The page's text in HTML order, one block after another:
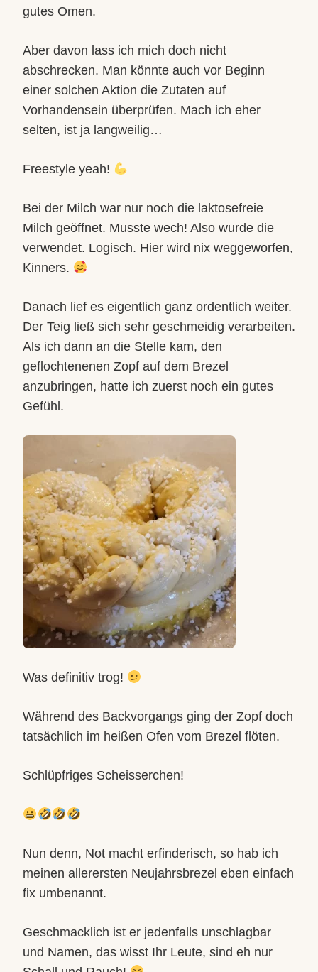
gutes Omen.
Aber davon lass ich mich doch nicht
abschrecken. Man könnte auch vor Beginn
einer solchen Aktion die Zutaten auf
Vorhandensein überprüfen. Mach ich eher
selten, ist ja langweilig…
Freestyle yeah!
Bei der Milch war nur noch die laktosefreie
Milch geöffnet. Musste wech! Also wurde die
verwendet. Logisch. Hier wird nix weggeworfen,
Kinners.
Danach lief es eigentlich ganz ordentlich weiter.
Der Teig ließ sich sehr geschmeidig verarbeiten.
Als ich dann an die Stelle kam, den
geflochtenenen Zopf auf dem Brezel
anzubringen, hatte ich zuerst noch ein gutes
Gefühl.
Was definitiv trog!
Während des Backvorgangs ging der Zopf doch
tatsächlich im heißen Ofen vom Brezel flöten.
Schlüpfriges Scheisserchen!
Nun denn, Not macht erfinderisch, so hab ich
meinen allerersten Neujahrsbrezel eben einfach
fix umbenannt.
Geschmacklich ist er jedenfalls unschlagbar
und Namen, das wisst Ihr Leute, sind eh nur